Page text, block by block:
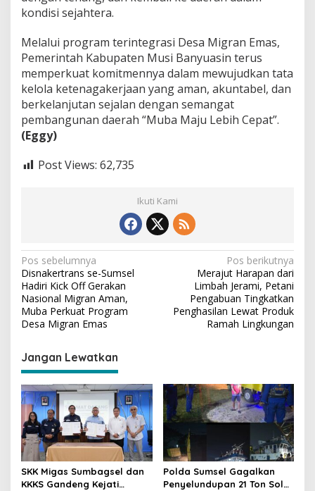
kondisi sejahtera.
Melalui program terintegrasi Desa Migran Emas,
Pemerintah Kabupaten Musi Banyuasin terus
memperkuat komitmennya dalam mewujudkan tata
kelola ketenagakerjaan yang aman, akuntabel, dan
berkelanjutan sejalan dengan semangat
pembangunan daerah “Muba Maju Lebih Cepat”.
(Eggy)
Post Views: 62,735
Ikuti Kami
N
a
v
i
a
s
i
p
o
s
Pos sebelumnya
Disnakertrans se-Sumsel
Hadiri Kick Off Gerakan
Nasional Migran Aman,
Muba Perkuat Program
Desa Migran Emas
Pos berikutnya
Merajut Harapan dari
Limbah Jerami, Petani
Pengabuan Tingkatkan
Penghasilan Lewat Produk
Ramah Lingkungan
Jangan Lewatkan
SKK Migas Sumbagsel dan
KKKS Gandeng Kejati
Polda Sumsel Gagalkan
Penyelundupan 21 Ton Solar